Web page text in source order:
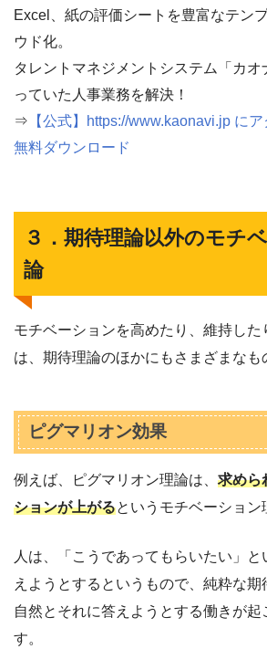
Excel、紙の評価シートを豊富なテン
ウド化。
タレントマネジメントシステム「カ
っていた人事業務を解決！
⇒ 【公式】https://www.kaonavi.jp に
無料ダウンロード
３．期待理論以外のモチ
論
モチベーションを高めたり、維持した
は、期待理論のほかにもさまざまなも
ピグマリオン効果
例えば、ピグマリオン理論は、 求めら
ションが上がるというモチベーション
人は、「こうであってもらいたい」
えようとするというもので、純粋な期
自然とそれに答えようとする働きが
す。